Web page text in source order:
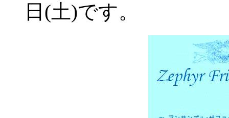
日(土)です。